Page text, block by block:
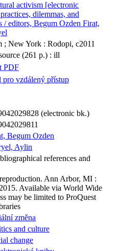
activism [electronic
dilemmas, and
/ editors, Begum Ozden Firat,
; New York : Rodopi, c2011
(261 p.) : ill
PDF
pro vzdálený přístup
(electronic bk.)
Begum Ozden
Aylin
references and
Ann Arbor, MI :
Available via World Wide
may be limited to ProQuest
změna
and culture
change